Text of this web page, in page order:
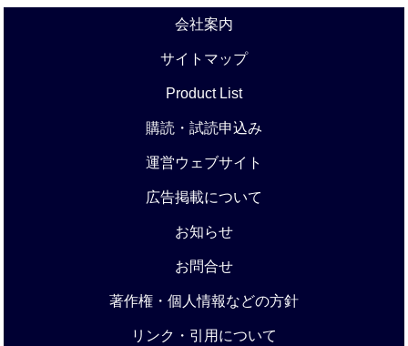
会社案内
サイトマップ
Product List
購読・試読申込み
運営ウェブサイト
広告掲載について
お知らせ
お問合せ
著作権・個人情報などの方針
リンク・引用について